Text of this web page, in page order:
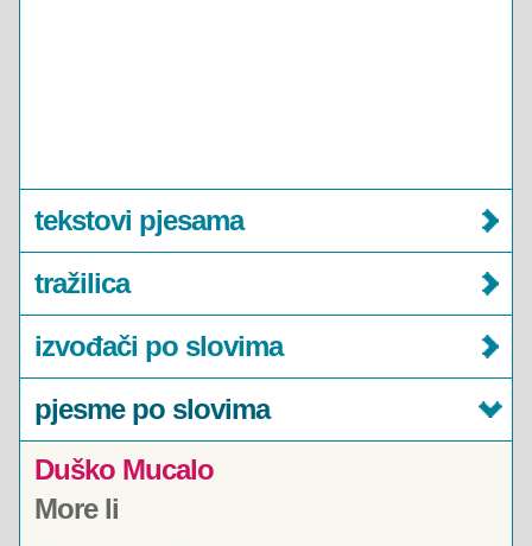
tekstovi pjesama
tražilica
izvođači po slovima
pjesme po slovima
Duško Mucalo
More li